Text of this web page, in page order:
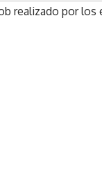
realizado por